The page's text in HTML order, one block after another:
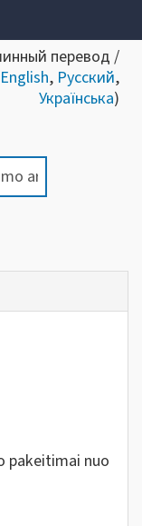
перевод /
English, Русский,
Українська)
pakeitimai nuo